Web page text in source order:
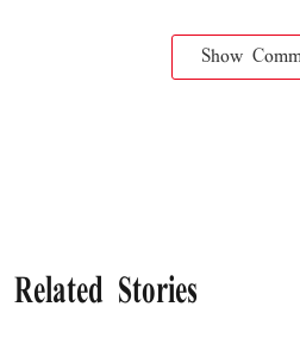
Show
Related Stories